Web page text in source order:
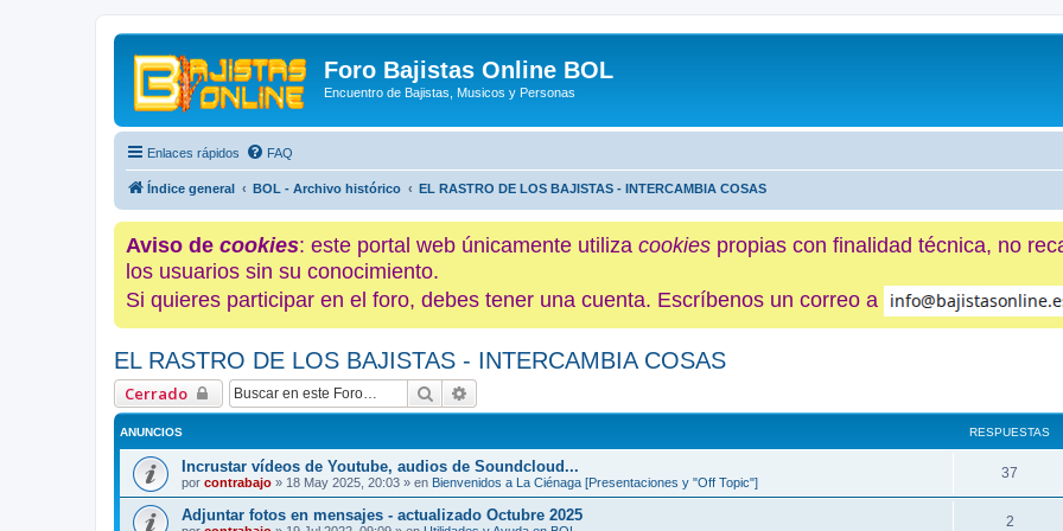
Foro Bajistas Online BOL
Encuentro de Bajistas, Musicos y Personas
Enlaces rápidos FAQ
Índice general BOL - Archivo histórico EL RASTRO DE LOS BAJISTAS - INTERCAMBIA COSAS
Aviso de cookies: este portal web únicamente utiliza cookies propias con finalidad técnica, no
los usuarios sin su conocimiento.
Si quieres participar en el foro, debes tener una cuenta. Escríbenos un correo a
EL RASTRO DE LOS BAJISTAS - INTERCAMBIA COSAS
Cerrado Buscar
ANUNCIOS RESPUESTAS
Incrustar vídeos de Youtube, audios de Soundcloud...
por contrabajo » 18 May 2025, 20:03 » en Bienvenidos a La Ciénaga [Presentaciones y "Off Topic"]
37
Adjuntar fotos en mensajes - actualizado Octubre 2025 2